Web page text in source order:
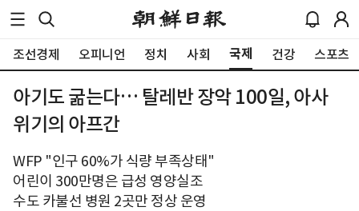
조선경제 오피니언 정치 사회 국제 건강 스포츠
아기도 굶는다… 탈레반 장악 100일, 아사
위기의 아프간
WFP "인구 60%가 식량 부족상태"
어린이 300만명은 급성 영양실조
수도 카불선 병원 2곳만 정상 운영